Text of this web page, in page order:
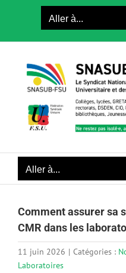
Aller à...
Aller à...
Comment assurer sa
CMR dans les
11 juin 2026 | Catégories :
Laboratoires